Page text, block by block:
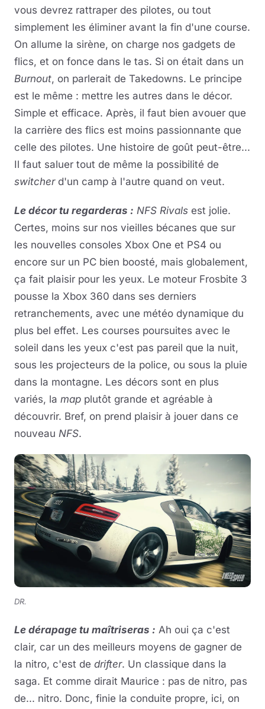
vous devrez rattraper des pilotes, ou tout
simplement les éliminer avant la fin d'une course.
On allume la sirène, on charge nos gadgets de
flics, et on fonce dans le tas. Si on était dans un
Burnout, on parlerait de Takedowns. Le principe
est le même : mettre les autres dans le décor.
Simple et efficace. Après, il faut bien avouer que
la carrière des flics est moins passionnante que
celle des pilotes. Une histoire de goût peut-être...
Il faut saluer tout de même la possibilité de
switcherd'un camp à l'autre quand on veut.
Le décor tu regarderas : NFS Rivals est jolie.
Certes, moins sur nos vieilles bécanes que sur
les nouvelles consoles Xbox One et PS4 ou
encore sur un PC bien boosté, mais globalement,
ça fait plaisir pour les yeux. Le moteur Frosbite 3
pousse la Xbox 360 dans ses derniers
retranchements, avec une météo dynamique du
plus bel effet. Les courses poursuites avec le
soleil dans les yeux c'est pas pareil que la nuit,
sous les projecteurs de la police, ou sous la pluie
dans la montagne. Les décors sont en plus
variés, la map plutôt grande et agréable à
découvrir. Bref, on prend plaisir à jouer dans ce
nouveau NFS.
DR.
Le dérapage tu maîtriseras : Ah oui ça c'est
clair, car un des meilleurs moyens de gagner de
la nitro, c'est de drifter. Un classique dans la
saga. Et comme dirait Maurice : pas de nitro, pas
de... nitro. Donc, finie la conduite propre, ici, on